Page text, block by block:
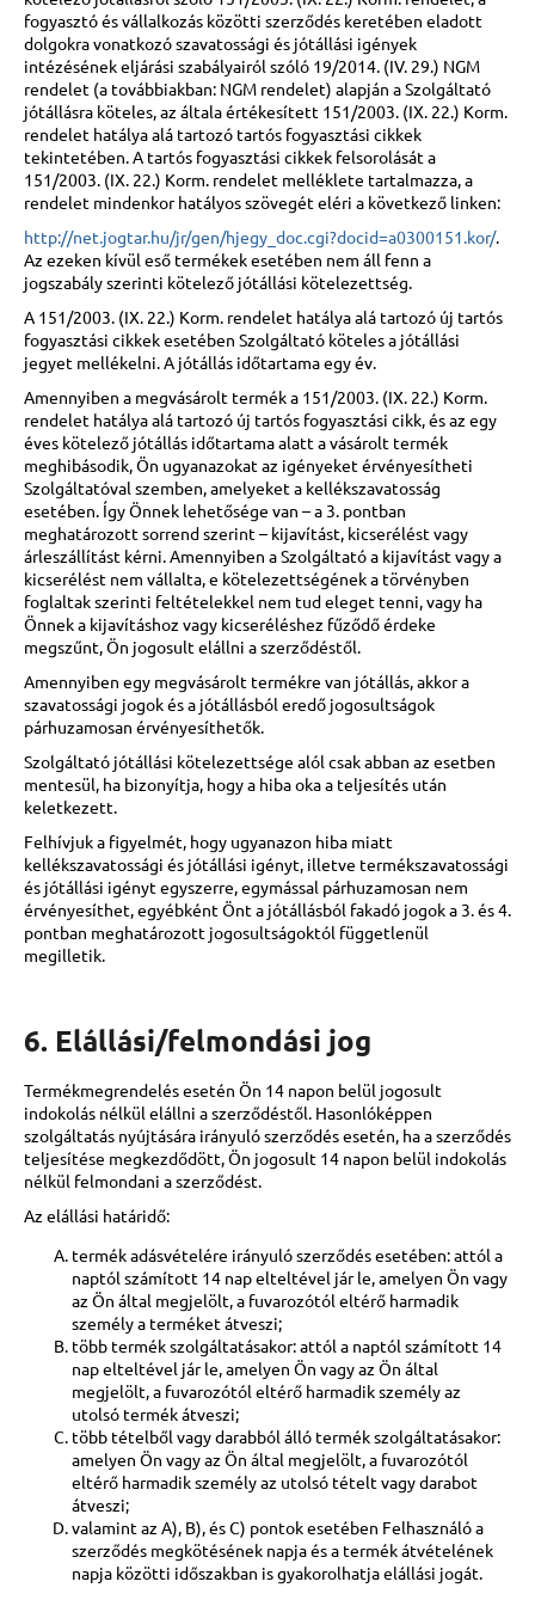
fogyasztó és vállalkozás közötti szerződés keretében eladott
dolgokra vonatkozó szavatossági és jótállási igények
intézésének eljárási szabályairól szóló 19/2014. (IV. 29.) NGM
rendelet (a továbbiakban: NGM rendelet) alapján a Szolgáltató
jótállásra köteles, az általa értékesített 151/2003. (IX. 22.) Korm.
rendelet hatálya alá tartozó tartós fogyasztási cikkek
tekintetében. A tartós fogyasztási cikkek felsorolását a
151/2003. (IX. 22.) Korm. rendelet melléklete tartalmazza, a
rendelet mindenkor hatályos szövegét eléri a következő linken:
http://net.jogtar.hu/jr/gen/hjegy_doc.cgi?docid=a0300151.kor/.
Az ezeken kívül eső termékek esetében nem áll fenn a
jogszabály szerinti kötelező jótállási kötelezettség.
A 151/2003. (IX. 22.) Korm. rendelet hatálya alá tartozó új tartós
fogyasztási cikkek esetében Szolgáltató köteles a jótállási
jegyet mellékelni. A jótállás időtartama egy év.
Amennyiben a megvásárolt termék a 151/2003. (IX. 22.) Korm.
rendelet hatálya alá tartozó új tartós fogyasztási cikk, és az egy
éves kötelező jótállás időtartama alatt a vásárolt termék
meghibásodik, Ön ugyanazokat az igényeket érvényesítheti
Szolgáltatóval szemben, amelyeket a kellékszavatosság
esetében. Így Önnek lehetősége van – a 3. pontban
meghatározott sorrend szerint – kijavítást, kicserélést vagy
árleszállítást kérni. Amennyiben a Szolgáltató a kijavítást vagy a
kicserélést nem vállalta, e kötelezettségének a törvényben
foglaltak szerinti feltételekkel nem tud eleget tenni, vagy ha
Önnek a kijavításhoz vagy kicseréléshez fűződő érdeke
megszűnt, Ön jogosult elállni a szerződéstől.
Amennyiben egy megvásárolt termékre van jótállás, akkor a
szavatossági jogok és a jótállásból eredő jogosultságok
párhuzamosan érvényesíthetők.
Szolgáltató jótállási kötelezettsége alól csak abban az esetben
mentesül, ha bizonyítja, hogy a hiba oka a teljesítés után
keletkezett.
Felhívjuk a figyelmét, hogy ugyanazon hiba miatt
kellékszavatossági és jótállási igényt, illetve termékszavatossági
és jótállási igényt egyszerre, egymással párhuzamosan nem
érvényesíthet, egyébként Önt a jótállásból fakadó jogok a 3. és 4.
pontban meghatározott jogosultságoktól függetlenül
megilletik.
6. Elállási/felmondási jog
Termékmegrendelés esetén Ön 14 napon belül jogosult
indokolás nélkül elállni a szerződéstől. Hasonlóképpen
szolgáltatás nyújtására irányuló szerződés esetén, ha a szerződés
teljesítése megkezdődött, Ön jogosult 14 napon belül indokolás
nélkül felmondani a szerződést.
Az elállási határidő:
termék adásvételére irányuló szerződés esetében: attól a
naptól számított 14 nap elteltével jár le, amelyen Ön vagy
az Ön által megjelölt, a fuvarozótól eltérő harmadik
személy a terméket átveszi;
több termék szolgáltatásakor: attól a naptól számított 14
nap elteltével jár le, amelyen Ön vagy az Ön által
megjelölt, a fuvarozótól eltérő harmadik személy az
utolsó termék átveszi;
több tételből vagy darabból álló termék szolgáltatásakor:
amelyen Ön vagy az Ön által megjelölt, a fuvarozótól
eltérő harmadik személy az utolsó tételt vagy darabot
átveszi;
valamint az A), B), és C) pontok esetében Felhasználó a
szerződés megkötésének napja és a termék átvételének
napja közötti időszakban is gyakorolhatja elállási jogát.